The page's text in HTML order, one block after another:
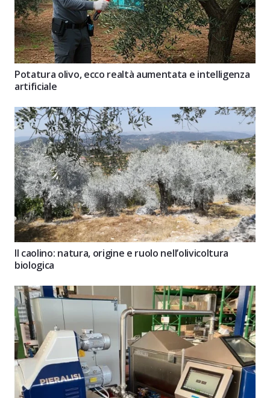
Potatura olivo, ecco realtà aumentata e intelligenza
artificiale
Il caolino: natura, origine e ruolo nell’olivicoltura
biologica